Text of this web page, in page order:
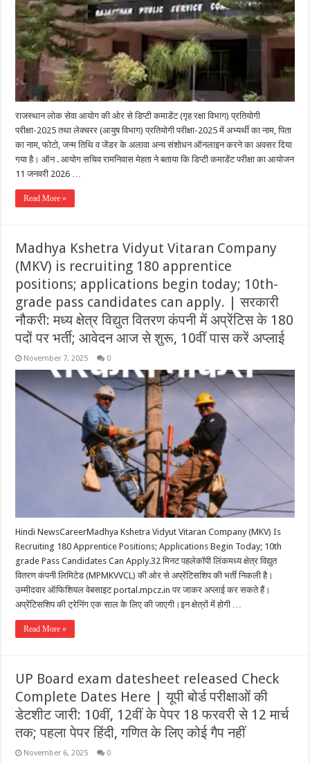
राजस्थान लोक सेवा आयोग की ओर से डिप्टी कमाडेंट (गृह रक्षा विभाग) प्रतियोगी
परीक्षा-2025 तथा लेक्चरर (आयुष विभाग) प्रतियोगी परीक्षा-2025 में अभ्यर्थी का नाम, पिता
का नाम, फोटो, जन्म तिथि व जेंडर के अलावा अन्य संशोधन ऑनलाइन करने का अवसर दिया
गया है। ऑन . आयोग सचिव रामनिवास मेहता ने बताया कि डिप्टी कमाडेंट परीक्षा का आयोजन
11 जनवरी 2026 …
Read More »
Madhya Kshetra Vidyut Vitaran Company
(MKV) is recruiting 180 apprentice
positions; applications begin today; 10th-
grade pass candidates can apply. | सरकारी
नौकरी: मध्य क्षेत्र विद्युत वितरण कंपनी में अप्रेंटिस के 180
पदों पर भर्ती; आवेदन आज से शुरू, 10वीं पास करें अप्लाई
November 7, 2025 0
Hindi NewsCareerMadhya Kshetra Vidyut Vitaran Company (MKV) Is
Recruiting 180 Apprentice Positions; Applications Begin Today; 10th
grade Pass Candidates Can Apply.32 मिनट पहलेकॉपी लिंकमध्य क्षेत्र विद्युत
वितरण कंपनी लिमिटेड (MPMKVVCL) की ओर से अप्रेंटिसशिप की भर्ती निकली है।
उम्मीदवार ऑफिशियल वेबसाइट portal.mpcz.in पर जाकर अप्लाई कर सकते हैं।
अप्रेंटिसशिप की ट्रेनिंग एक साल के लिए की जाएगी।इन क्षेत्रों में होगी …
Read More »
UP Board exam datesheet released Check
Complete Dates Here | यूपी बोर्ड परीक्षाओं की
डेटशीट जारी: 10वीं, 12वीं के पेपर 18 फरवरी से 12 मार्च
तक; पहला पेपर हिंदी, गणित के लिए कोई गैप नहीं
November 6, 2025 0